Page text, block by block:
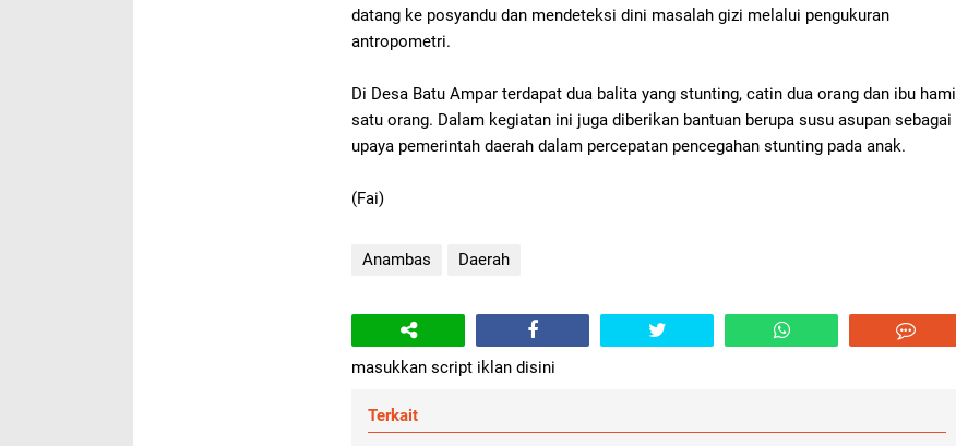
datang ke posyandu dan mendeteksi dini masalah gizi melalui pengukuran
antropometri.
Di Desa Batu Ampar terdapat dua balita yang stunting, catin dua orang dan ibu hamil
satu orang. Dalam kegiatan ini juga diberikan bantuan berupa susu asupan sebagai
upaya pemerintah daerah dalam percepatan pencegahan stunting pada anak.
(Fai)
Anambas Daerah
masukkan script iklan disini
Terkait